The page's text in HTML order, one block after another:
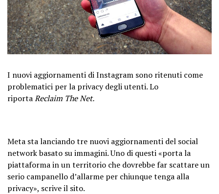
I nuovi aggiornamenti di Instagram sono ritenuti come
problematici per la privacy degli utenti. Lo
riportaReclaim The Net.
Meta sta lanciando tre nuovi aggiornamenti del social
network basato su immagini. Uno di questi «porta la
piattaforma in un territorio che dovrebbe far scattare un
serio campanello d’allarme per chiunque tenga alla
privacy», scrive il sito.